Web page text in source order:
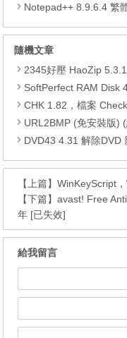
Notepad++ 8.9.6.4 繁
隨機文章
2345好壓 HaoZip
SoftPerfect RAM Disk
CHK 1.82，檔案
URL2BMP (免安裝版)
DVD43 4.31 解除DVD
【上篇】WinKeyScript
【下篇】avast! Free
年 [已失效]
給我留言